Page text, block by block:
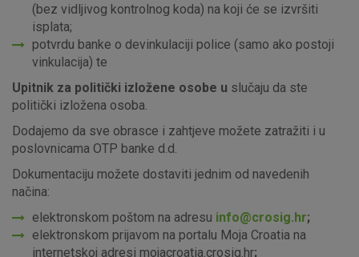
(bez vidljivog kontrolnog koda) na koji će se izvršiti
isplata;
potvrdu banke o devinkulaciji police (samo ako postoji
vinkulacija) te
Upitnik za politički izložene osobe u slučaju da ste
politički izložena osoba.
Dodajemo da sve obrasce i zahtjeve možete zatražiti i u
poslovnicama OTP banke d.d.
Dokumentaciju možete dostaviti jednim od navedenih
načina:
elektronskom poštom na adresu info@crosig.hr;
elektronskom prijavom na portalu Moja Croatia na
internetskoj adresi mojacroatia.crosig.hr;